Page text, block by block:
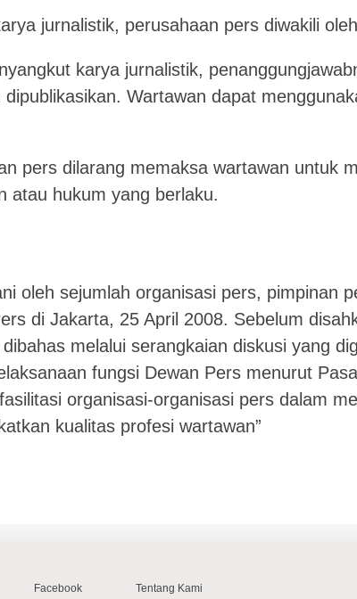
jurnalistik, perusahaan pers diwakili
karya jurnalistik,
Wartawan dapat
pers dilarang memaksa wartawan untuk
atau hukum yang berlaku.
oleh sejumlah organisasi pers, pimpinan
di Jakarta, 25 April 2008. Sebelum
melalui serangkaian diskusi yang
fungsi Dewan Pers menurut
organisasi-organisasi pers dalam
kualitas profesi wartawan”
Facebook Tentang Kami